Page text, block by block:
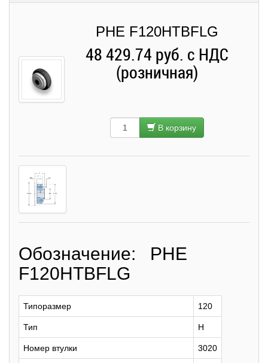
PHE F120HTBFLG
48 429.74 руб. с НДС
(розничная)
В корзину
Обозначение: PHE
F120HTBFLG
Типоразмер 120
Тип H
Номер втулки 3020